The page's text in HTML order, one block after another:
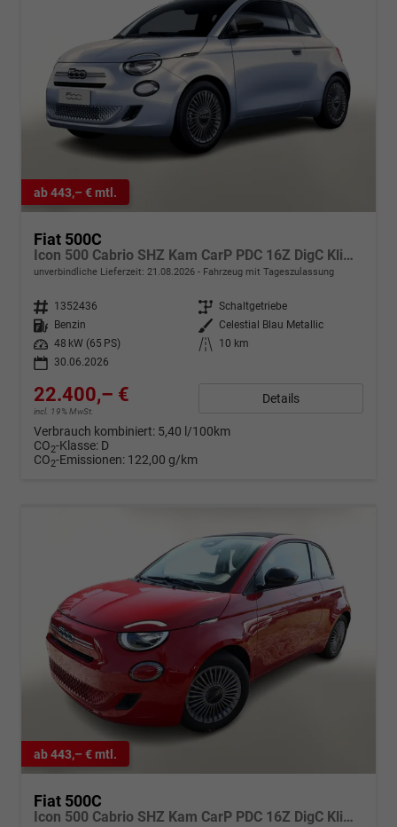
ab 443,– € mtl.
Fiat 500C
Icon 500 Cabrio SHZ Kam CarP PDC 16Z DigC Klimaa
unverbindliche Lieferzeit: 21.08.2026 Fahrzeug mit Tageszulassung
Fahrzeugnr. 1352436 Getriebe Schaltgetriebe
Kraftstoff
Benzin Außenfarbe Celestial Blau Metallic
Leistung
48 kW (65 PS) Kilometerstand
10 km
30.06.2026
22.400,– €
incl. 19% MwSt.
Details
Verbrauch kombiniert: 5,40 l/100km
CO2-Klasse: D
CO2-Emissionen: 122,00 g/km
ab 443,– € mtl.
Fiat 500C
Icon 500 Cabrio SHZ Kam CarP PDC 16Z DigC Klimaa